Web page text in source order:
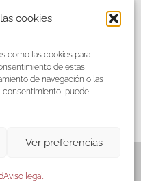
cookies
como las cookies para
de estas
de navegación o las
consentimiento, puede
Ver preferencias
Aviso legal
de